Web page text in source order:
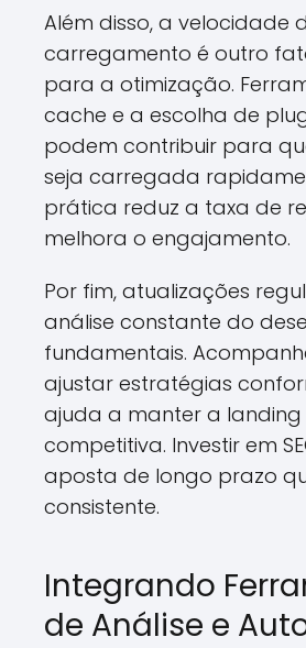
Além disso, a velocidade
carregamento é outro
para a otimização.
cache e a escolha de
podem contribuir para
seja carregada
prática reduz a taxa de
melhora o engajamento.
Por fim, atualizações
análise constante do
fundamentais.
ajustar estratégias
ajuda a manter a
competitiva. Investir em
aposta de longo prazo
consistente.
Integrando
de Análise e